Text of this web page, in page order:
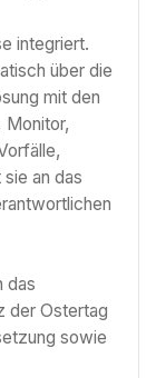
integriert.
über die
mit den
Monitor,
an das
das
der Ostertag
sowie